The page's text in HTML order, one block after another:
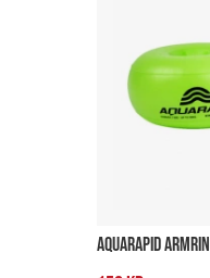
AQUARAPID